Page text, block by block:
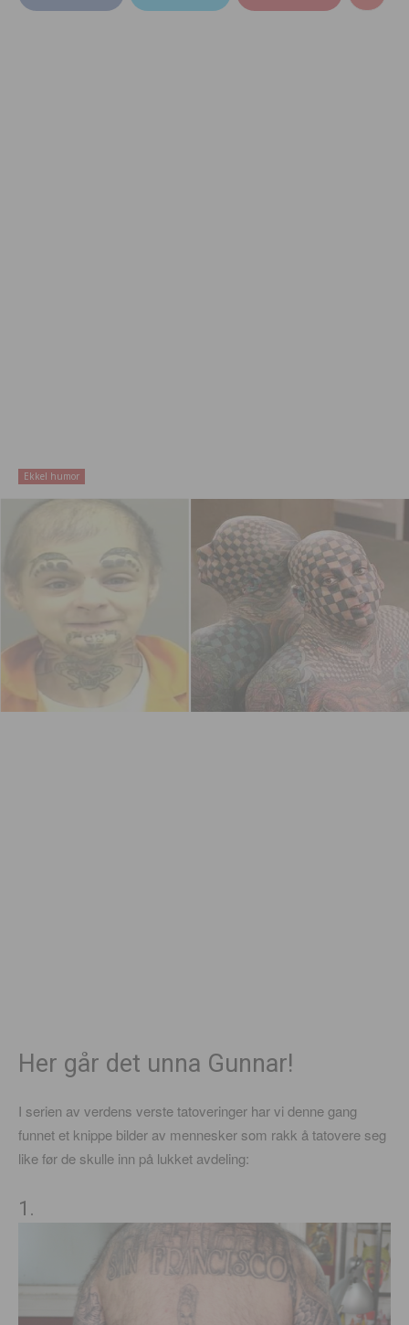
Ekkel humor
Her går det unna Gunnar!
I serien av verdens verste tatoveringer har vi denne gang
funnet et knippe bilder av mennesker som rakk å tatovere seg
like før de skulle inn på lukket avdeling:
1.